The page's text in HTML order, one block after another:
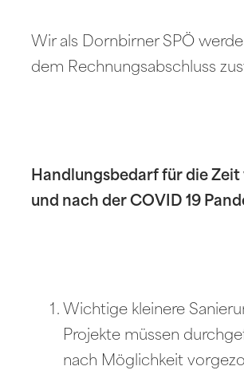
Wir als Dornbirner SPÖ
dem Rechnungsabschluss
Handlungsbedarf für die
und nach der COVID 19
Wichtige kleinere
Projekte müssen
nach Möglichkeit